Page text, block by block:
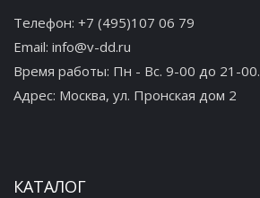
Телефон: +7 (495)107 06 79
Email: info@v-dd.ru
Время работы: Пн - Вс. 9-00 до 21-00.
Адрес: Москва, ул. Пронская дом 2
КАТАЛОГ